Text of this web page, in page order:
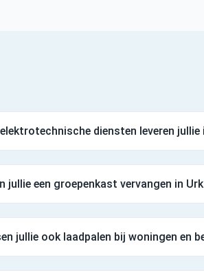
diensten leveren jullie
jullie een groepenkast vervangen in
jullie ook laadpalen bij woningen en